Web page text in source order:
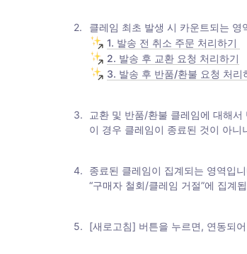
2.
1. 발송 전 취소 주문 처리하기
2. 발송 후 교환 요청 처리하기
3. 발송 후 반품/환불 요청 처리
3.
교환 및 반품/환불 클레임에 대해서
이 경우 클레임이 종료된 것이 아
4.
종료된 클레임이 집계되는 영역입
“구매자 철회/클레임 거절”에 집계
5. [새로고침] 버튼을 누르면, 연동되